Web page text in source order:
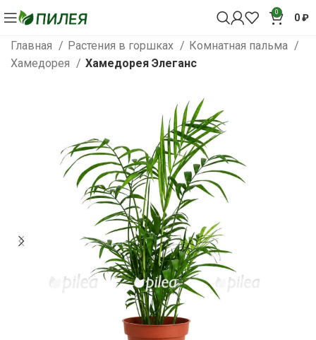
0 0₽
Главная Растения в горшках
Комнатная пальма
Хамедорея
Хамедорея Элеганс